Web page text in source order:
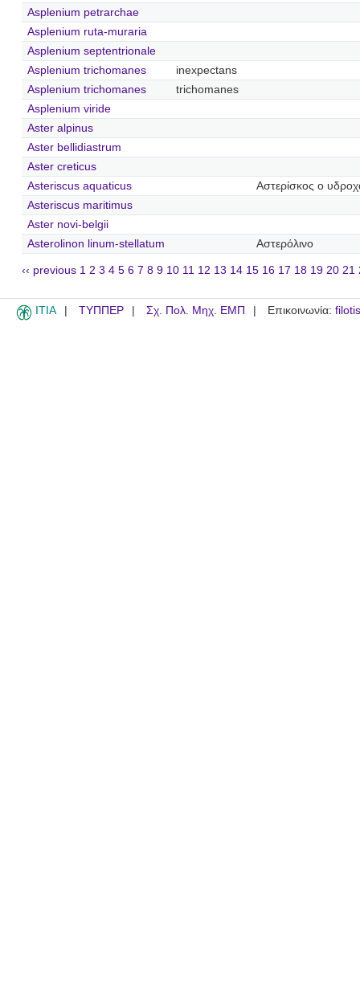
Asplenium petrarchae
Asplenium ruta-muraria
Asplenium septentrionale
Asplenium trichomanes
inexpectans
Asplenium trichomanes
trichomanes
Asplenium viride
Aster alpinus
Aster bellidiastrum
Aster creticus
Asteriscus aquaticus
Αστερίσκος ο
Asteriscus maritimus
Aster novi-belgii
Asterolinon linum-stellatum
Αστερόλινο
‹‹ previous 1 2 3 4 5 6 7 8 9 10 11 12 13 14 15 16 17 18 19 20 21
ITIA ΤΥΠΠΕΡ Σχ. Πολ. Μηχ. ΕΜΠ Επικοινωνία: